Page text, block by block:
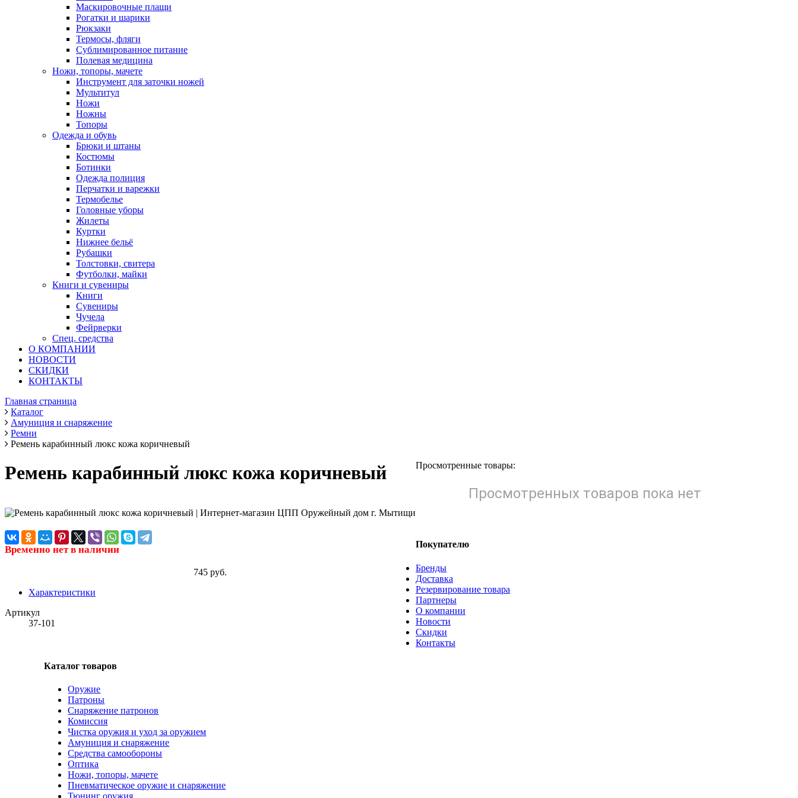
Маскировочные плащи
Рогатки и шарики
Рюкзаки
Термосы, фляги
Сублимированное питание
Полевая медицина
Ножи, топоры, мачете
Инструмент для заточки ножей
Мультитул
Ножи
Ножны
Топоры
Одежда и обувь
Брюки и штаны
Костюмы
Ботинки
Одежда полиция
Перчатки и варежки
Термобелье
Головные уборы
Жилеты
Куртки
Нижнее бельё
Рубашки
Толстовки, свитера
Футболки, майки
Книги и сувениры
Книги
Сувениры
Чучела
Фейрверки
Спец. средства
О КОМПАНИИ
НОВОСТИ
СКИДКИ
КОНТАКТЫ
Главная страница
Каталог
Амуниция и снаряжение
Ремни
Ремень карабинный люкс кожа коричневый
Ремень карабинный люкс кожа коричневый
Временно нет в наличии
745 руб.
Характеристики
Артикул
37-101
Просмотренные товары:
Просмотренных товаров пока нет
Покупателю
Бренды
Доставка
Резервирование товара
Партнеры
О компании
Новости
Скидки
Контакты
Каталог товаров
Оружие
Патроны
Снаряжение патронов
Комиссия
Чистка оружия и уход за оружием
Амуниция и снаряжение
Средства самообороны
Оптика
Ножи, топоры, мачете
Пневматическое оружие и снаряжение
Тюнинг оружия